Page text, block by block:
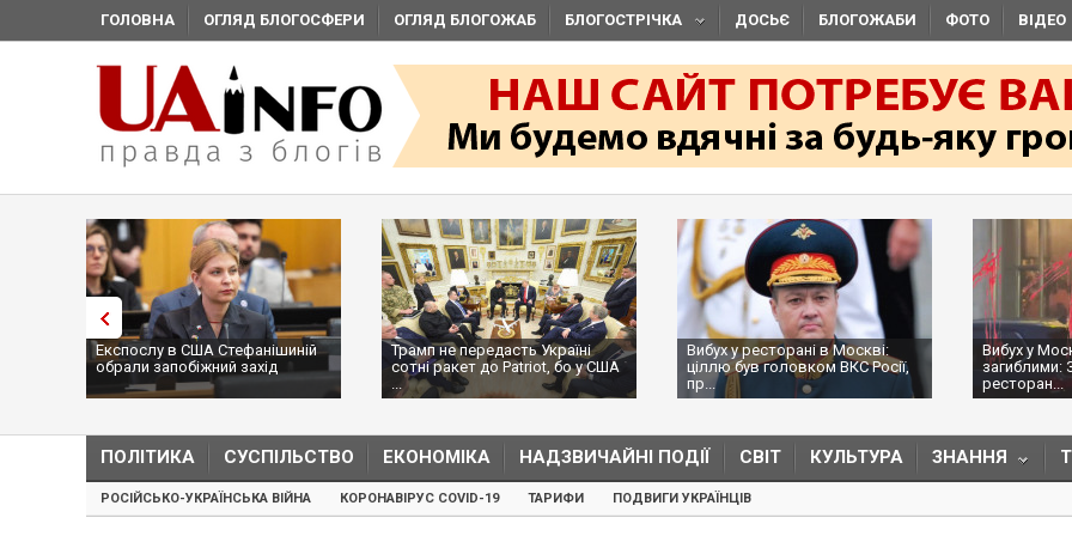
ГОЛОВНА ОГЛЯД БЛОГОСФЕРИ ОГЛЯД БЛОГОЖАБ БЛОГОСТРІЧКА ДОСЬЄ БЛОГОЖАБИ ФОТО ВІДЕО
Експослу в США Стефанішиній
обрали запобіжний захід
Трамп не передасть Україні
сотні ракет до Patriot, бо у США
...
Вибух у ресторані в Москві:
ціллю був головком ВКС Росії,
пр...
Вибух у
загиблими:
ресторан...
ПОЛІТИКА СУСПІЛЬСТВО ЕКОНОМІКА НАДЗВИЧАЙНІ ПОДІЇ СВІТ КУЛЬТУРА ЗНАННЯ
РОСІЙСЬКО-УКРАЇНСЬКА ВІЙНА КОРОНАВІРУС COVID-19 ТАРИФИ ПОДВИГИ УКРАЇНЦІВ